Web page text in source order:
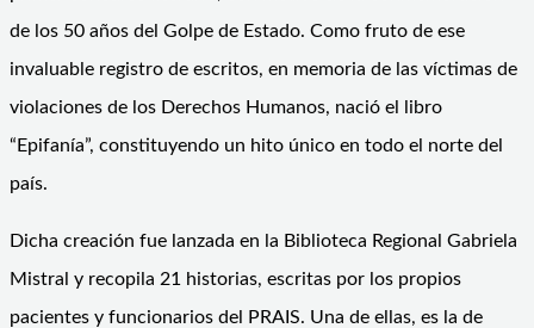
de los 50 años del Golpe de Estado. Como fruto de ese
invaluable registro de escritos, en memoria de las víctimas de
violaciones de los Derechos Humanos, nació el libro
“Epifanía”, constituyendo un hito único en todo el norte del
país.
Dicha creación fue lanzada en la Biblioteca Regional Gabriela
Mistral y recopila 21 historias, escritas por los propios
pacientes y funcionarios del PRAIS. Una de ellas, es la de